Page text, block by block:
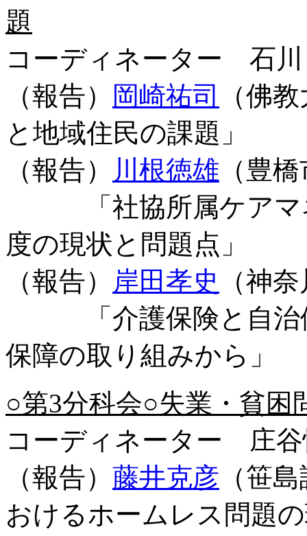
題
コーディネーター 石
（報告）
岡崎祐司
（佛
と地域住民の課題」
（報告）
川根徳雄 （豊
「社協所属ケアマネ
度の現状と問題点」
（報告）
岸田孝史
（神
「介護保険と自治体
保障の取り組みから」
○第3分科会○失業・貧困
コーディネーター 庄谷
（報告） 藤井克彦 （笹
おけるホームレス問題